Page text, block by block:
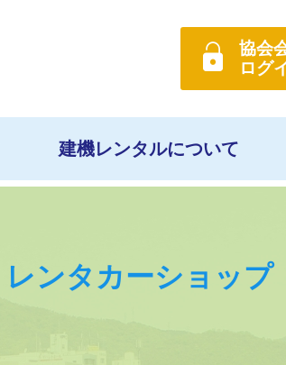
協会
ログ
建機レンタルについて
レンタカーショップ